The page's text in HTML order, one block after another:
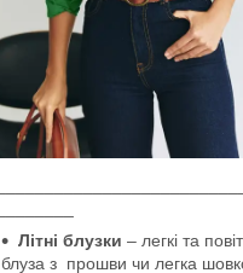
Літні блузки – легкі та
блуза з прошви чи легка